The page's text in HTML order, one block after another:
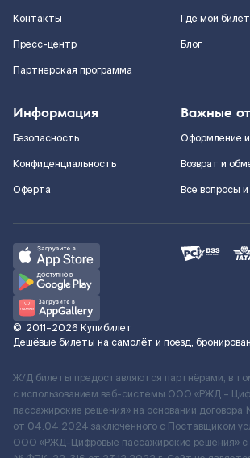
Контакты
Пресс-центр
Партнерская программа
Где мой билет
Блог
Информация
Безопасность
Конфиденциальность
Оферта
Важные
Оформление и
Возврат и
Все вопросы
© 2011–2026 Купибилет
Дешёвые билеты на самолёт и поезд,
Ж/Д билеты предоставляются партнёрами, в
с использованием веб-системы ООО «РЖД –
пассажирские решения» на основании
от 04.04.2024 заключенного с Поставщиком
ООО «РЖД-Цифровые пассажирские решения»